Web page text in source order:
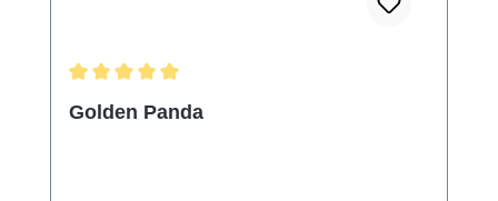
Golden Panda